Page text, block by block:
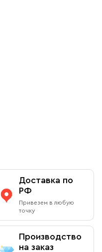
Доставка по
РФ
Привезем в любую
точку
Производство
на заказ